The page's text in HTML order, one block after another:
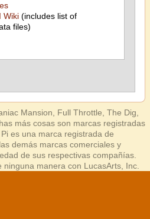
Wiki(includes list of
files)
Mansion, Full Throttle, The Dig,
más cosas son marcas registradas
Pi es una marca registrada de
demás marcas comerciales y
de sus respectivas compañías.
manera con LucasArts, Inc.